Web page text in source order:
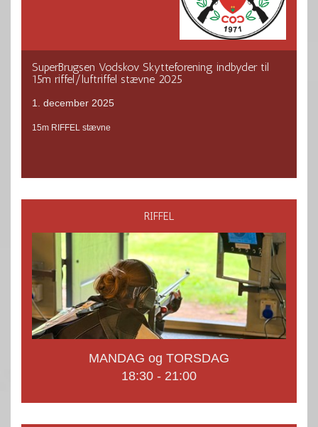
SuperBrugsen Vodskov Skytteforening indbyder til
15m riffel/luftriffel stævne 2025
1. december 2025
15m RIFFEL stævne
RIFFEL
MANDAG og TORSDAG
18:30 - 21:00